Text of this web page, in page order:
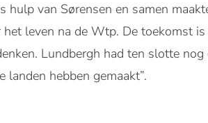
hulp van Sørensen en samen
leven na de Wtp. De toekomst
Lundbergh had ten slotte
landen hebben gemaakt”.